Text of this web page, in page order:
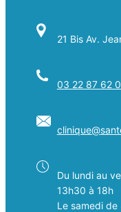
21 Bis Av.
03 22 87 62
clinique@
Du lundi au
13h30 à 18h
Le samedi de